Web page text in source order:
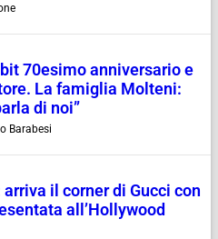
70esimo anniversario e
La famiglia Molteni:
di noi”
Barabesi
il corner di Gucci con
all’Hollywood